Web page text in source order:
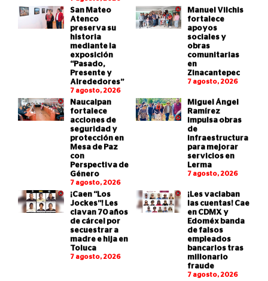
San Mateo
Atenco
preserva su
historia
mediante la
exposición
“Pasado,
Presente y
Alrededores”
7 agosto, 2026
Manuel Vilchis
fortalece
apoyos
sociales y
obras
comunitarias
en
Zinacantepec
7 agosto, 2026
Naucalpan
fortalece
acciones de
seguridad y
protección en
Mesa de Paz
con
Perspectiva de
Género
7 agosto, 2026
Miguel Ángel
Ramírez
impulsa obras
de
infraestructura
para mejorar
servicios en
Lerma
7 agosto, 2026
¡Caen “Los
Jockes”! Les
clavan 70 años
de cárcel por
secuestrar a
madre e hija en
Toluca
7 agosto, 2026
¡Les vaciaban
las cuentas! Cae
en CDMX y
Edoméx banda
de falsos
empleados
bancarios tras
millonario
fraude
7 agosto, 2026